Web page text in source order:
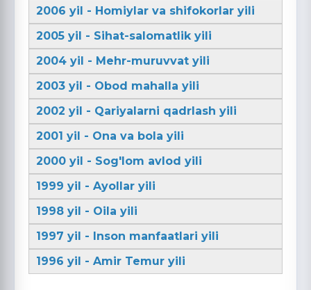
2006 yil - Homiylar va shifokorlar yili
2005 yil - Sihat-salomatlik yili
2004 yil - Mehr-muruvvat yili
2003 yil - Obod mahalla yili
2002 yil - Qariyalarni qadrlash yili
2001 yil - Ona va bola yili
2000 yil - Sog'lom avlod yili
1999 yil - Ayollar yili
1998 yil - Oila yili
1997 yil - Inson manfaatlari yili
1996 yil - Amir Temur yili